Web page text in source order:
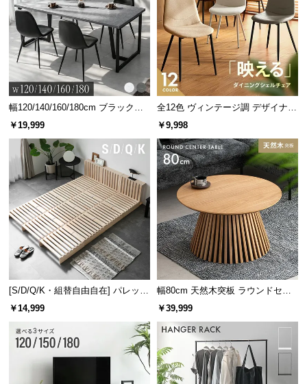
情
報
IPX4準拠の防水仕様で安心
防水性能規格はIPX4と高水準。キッチンや洗面所な
ど水が飛びやすい場所や濡れた手で操作しても安心
です。
幅120/140/160/180cm ブラックフ
レーム ダイニング 大理石調 4人掛
￥19,999
全12色 ヴィンテージ調 デザイナー
ズシェルチェア
￥9,998
[S/D/Q/K・組替自由自在] パレット
ベッド 8/12/16枚セット
￥14,999
幅80cm 天然木突板 ラウンドセン
ターテーブル 美しい格子デザイン
￥39,999